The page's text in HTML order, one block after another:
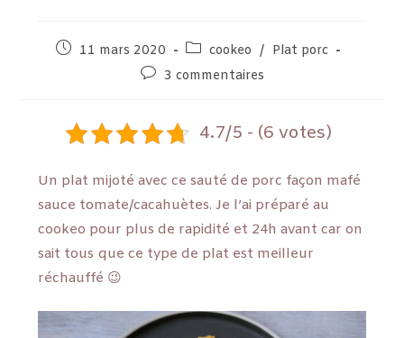
11 mars 2020 cookeo / Plat porc
3 commentaires
4.7/5 - (6 votes)
Un plat mijoté avec ce sauté de porc façon mafé
sauce tomate/cacahuètes. Je l’ai préparé au
cookeo pour plus de rapidité et 24h avant car on
sait tous que ce type de plat est meilleur
réchauffé 😉